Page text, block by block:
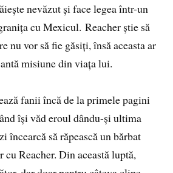
nevăzut și face legea într-un
cu Mexicul. Reacher știe să
nu vor să fie găsiți, însă aceasta ar
misiune din viața lui.
fanii încă de la primele pagini
își văd eroul dându-și ultima
încearcă să răpească un bărbat
cu Reacher. Din această luptă,